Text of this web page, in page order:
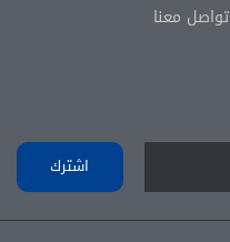
تواصل معنا
اشترك